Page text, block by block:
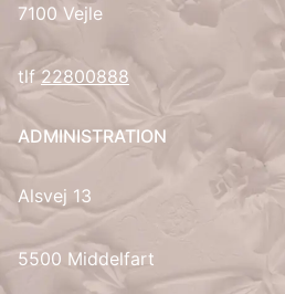
RU
ES
7100 Vejle
tlf22800888
ADMINISTRATION
Alsvej 13
5500 Middelfart